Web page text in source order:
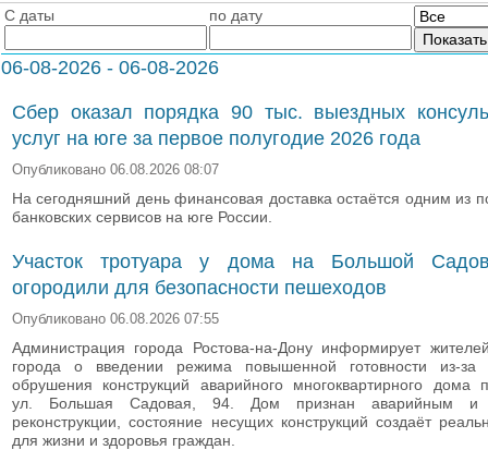
С даты по дату
06-08-2026 - 06-08-2026
Сбер оказал порядка 90 тыс. выездных
услуг на юге за первое полугодие 2026 года
Опубликовано 06.08.2026 08:07
На сегодняшний день финансовая доставка остаётся одним из
банковских сервисов на юге России.
Участок тротуара у дома на Большой
огородили для безопасности пешеходов
Опубликовано 06.08.2026 07:55
Администрация города Ростова‑на‑Дону информирует
города о введении режима повышенной готовности из-за
обрушения конструкций аварийного многоквартирного дома
ул. Большая Садовая, 94. Дом признан аварийным и
реконструкции, состояние несущих конструкций создаёт
для жизни и здоровья граждан.